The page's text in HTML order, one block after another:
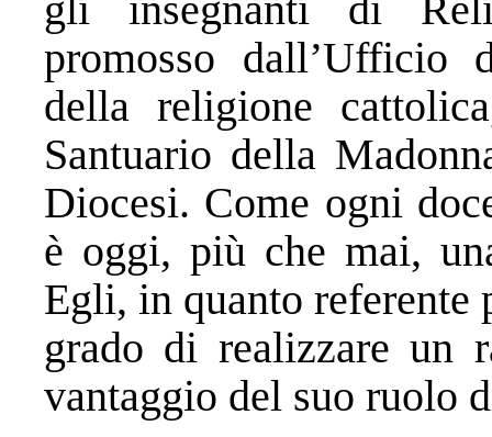
promosso dall’Ufficio
della religione
Santuario della
Diocesi. Come ogni
è oggi, più che mai,
Egli, in quanto
grado di realizzare un
vantaggio del suo ruolo